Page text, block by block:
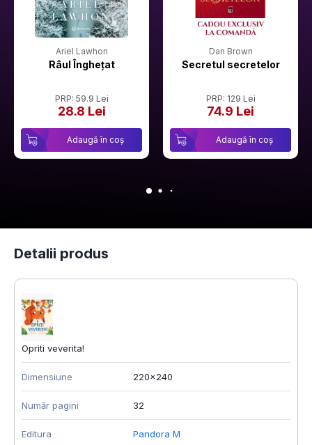
Ariel Lawhon
Râul Înghețat
PRP: 59.9 Lei
28.8 Lei
Adaugă în coș
Dan Brown
Secretul secretelor
PRP: 129 Lei
74.9 Lei
Adaugă în coș
Detalii produs
Opriti veverita!
Dimensiune 220x240
Număr pagini 32
Editura Pandora M